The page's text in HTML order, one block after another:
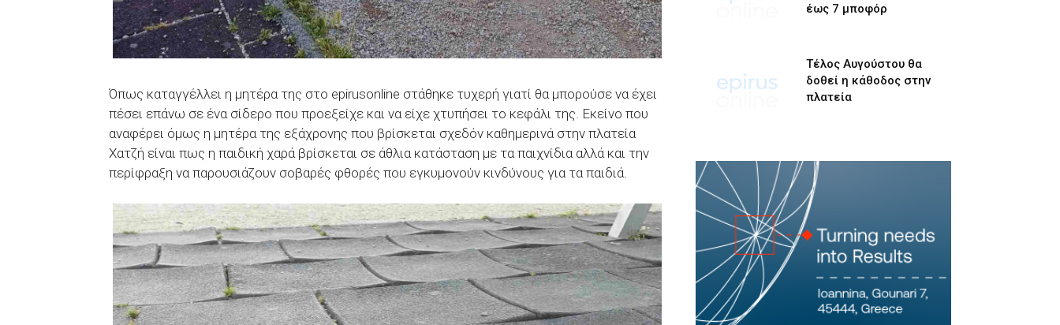
Όπως καταγγέλλει η μητέρα της στο epirusonline στάθηκε τυχερή γιατί θα μπορούσε να έχει
πέσει επάνω σε ένα σίδερο που προεξείχε και να είχε χτυπήσει το κεφάλι της. Εκείνο που
αναφέρει όμως η μητέρα της εξάχρονης που βρίσκεται σχεδόν καθημερινά στην πλατεία
Χατζή είναι πως η παιδική χαρά βρίσκεται σε άθλια κατάσταση με τα παιχνίδια αλλά και την
περίφραξη να παρουσιάζουν σοβαρές φθορές που εγκυμονούν κινδύνους για τα παιδιά.
έως 7 μποφόρ
Τέλος Αυγούστου θα
δοθεί η κάθοδος στην
πλατεία